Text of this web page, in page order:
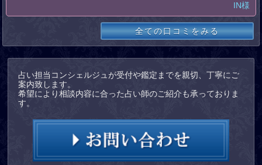
IN様
全ての口コミをみる
占い担当コンシェルジュが受付や鑑定までを親切、丁寧にご
案内致します。
希望により相談内容に合った占い師のご紹介も承っておりま
す。